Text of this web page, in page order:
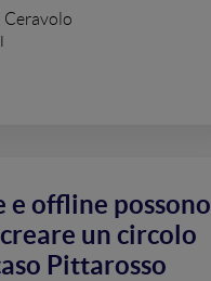
e offline possono
un circolo
Pittarosso